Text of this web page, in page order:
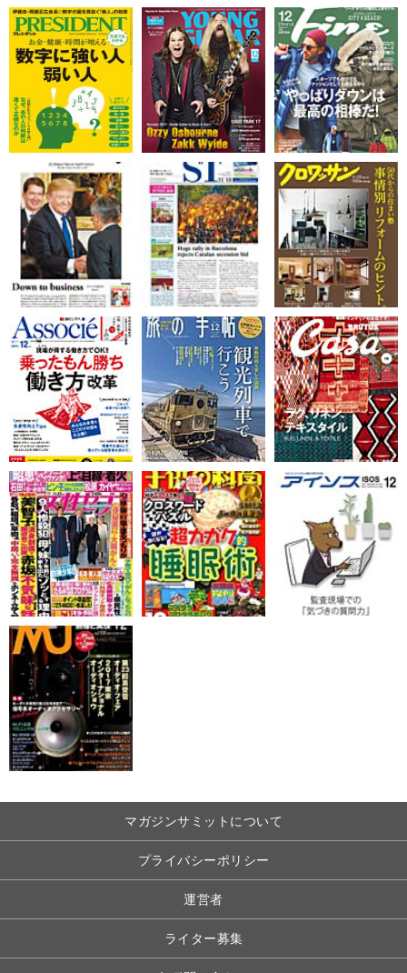
マガジンサミットについて
プライバシーポリシー
運営者
ライター募集